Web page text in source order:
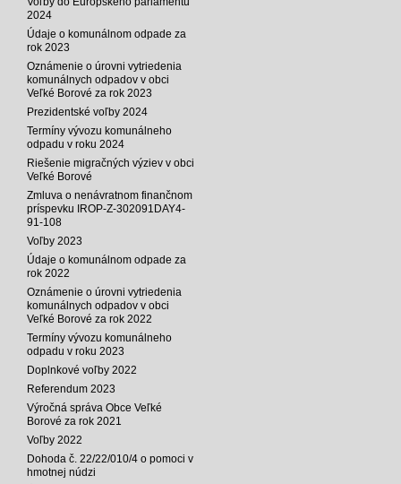
2024
Údaje o komunálnom odpade za
rok 2023
Oznámenie o úrovni vytriedenia
komunálnych odpadov v obci
Veľké Borové za rok 2023
Prezidentské voľby 2024
Termíny vývozu komunálneho
odpadu v roku 2024
Riešenie migračných výziev v obci
Veľké Borové
Zmluva o nenávratnom finančnom
príspevku IROP-Z-302091DAY4-
91-108
Voľby 2023
Údaje o komunálnom odpade za
rok 2022
Oznámenie o úrovni vytriedenia
komunálnych odpadov v obci
Veľké Borové za rok 2022
Termíny vývozu komunálneho
odpadu v roku 2023
Doplnkové voľby 2022
Referendum 2023
Výročná správa Obce Veľké
Borové za rok 2021
Voľby 2022
Dohoda č. 22/22/010/4 o pomoci v
hmotnej núdzi